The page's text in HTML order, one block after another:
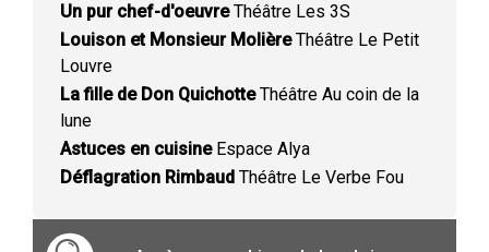
Un pur chef-d'oeuvreThéâtre Les 3S
Louison et Monsieur MolièreThéâtre Le Petit
Louvre
La fille de Don QuichotteThéâtre Au coin de la
lune
Astuces en cuisineEspace Alya
Déflagration Rimbaud Théâtre Le Verbe Fou